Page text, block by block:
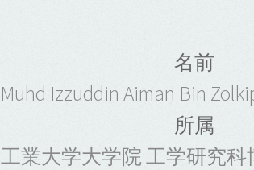
名前
Muhd Izzuddin Aiman Bin
所属
業大学大学院 工学研究